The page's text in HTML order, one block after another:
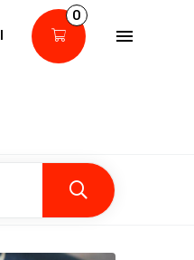
0